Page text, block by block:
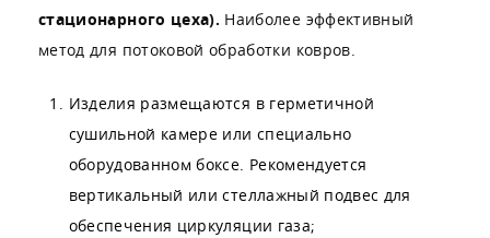
стационарного цеха). Наиболее эффективный
метод для потоковой обработки ковров.
Изделия размещаются в герметичной
сушильной камере или специально
оборудованном боксе. Рекомендуется
вертикальный или стеллажный подвес для
обеспечения циркуляции газа;